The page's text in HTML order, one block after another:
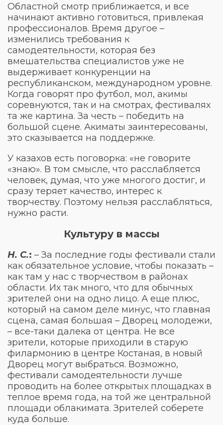
Областной смотр приближается, и все
начинают активно готовиться, привлекая
профессионалов. Время другое –
изменились требования к
самодеятельности, которая без
вмешательства специалистов уже не
выдерживает конкуренции на
республиканском, международном уровне.
Когда говорят про футбол, мол, акимы
соревнуются, так и на смотрах, фестивалях
та же картина. За честь – победить на
большой сцене. Акиматы заинтересованы,
это сказывается на поддержке.
У казахов есть поговорка: «не говорите
«знаю». В том смысле, что расслабляется
человек, думая, что уже многого достиг, и
сразу теряет качество, интерес к
творчеству. Поэтому нельзя расслабляться,
нужно расти.
Культуру в массы
Н. С.: – За последние годы фестивали стали
как обязательное условие, чтобы показать –
как там у нас с творчеством в районах
области. Их так много, что для обычных
зрителей они на одно лицо. А еще плюс,
который на самом деле минус, что главная
сцена, самая большая – Дворец молодежи,
– все-таки далека от центра. Не все
зрители, которые приходили в старую
филармонию в центре Костаная, в новый
Дворец могут выбраться. Возможно,
фестивали самодеятельности лучше
проводить на более открытых площадках в
теплое время года, на той же центральной
площади облакимата. Зрителей соберете
куда больше.